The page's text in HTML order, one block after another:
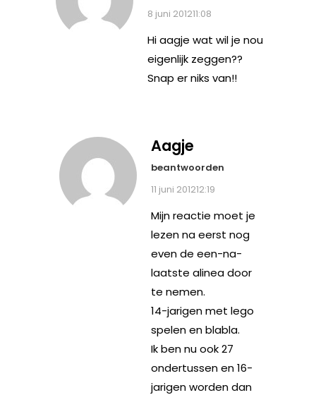
8 juni 201211:08
Hi aagje wat wil je nou
eigenlijk zeggen??
Snap er niks van!!
Aagje
beantwoorden
11 juni 201212:19
Mijn reactie moet je
lezen na eerst nog
even de een-na-
laatste alinea door
te nemen.
14-jarigen met lego
spelen en blabla.
Ik ben nu ook 27
ondertussen en 16-
jarigen worden dan